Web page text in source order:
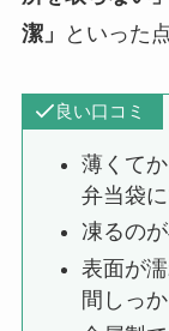
潔」
といった
良い口コミ
薄くて
弁当袋
凍るの
表面が
間しっ